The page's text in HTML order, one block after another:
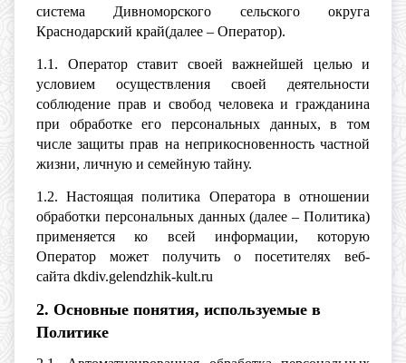
система Дивноморского сельского округа
Краснодарский край(далее – Оператор).
1.1. Оператор ставит своей важнейшей целью и
условием осуществления своей деятельности
соблюдение прав и свобод человека и гражданина
при обработке его персональных данных, в том
числе защиты прав на неприкосновенность частной
жизни, личную и семейную тайну.
1.2. Настоящая политика Оператора в отношении
обработки персональных данных (далее – Политика)
применяется ко всей информации, которую
Оператор может получить о посетителях веб-
сайта dkdiv.gelendzhik-kult.ru
2. Основные понятия, используемые в
Политике